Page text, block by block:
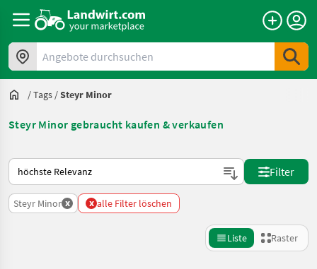
Angebote durchsuchen
/Tags /Steyr Minor
Steyr Minor gebraucht kaufen & verkaufen
So wird auf Landwirt.com sortiert
Filter
Steyr Minor x x alle Filter löschen
Liste Raster